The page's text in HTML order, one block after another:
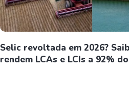
Selic revoltada em 2026?
rendem LCAs e LCIs a 92%